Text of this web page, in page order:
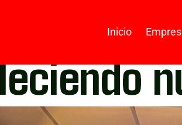
Inicio